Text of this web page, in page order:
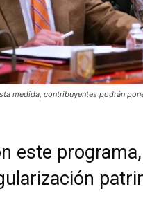
medida, contribuyentes podrán
este